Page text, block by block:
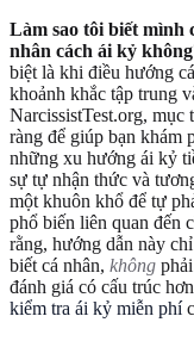
Làm sao tôi biết mình
nhân cách ái kỷ
biệt là khi điều hướng
khoảnh khắc tập trung
NarcissistTest.org, mục
ràng để giúp bạn khám
những xu hướng ái kỷ
sự tự nhận thức và
một khuôn khổ để tự
phổ biến liên quan đến
rằng, hướng dẫn này
biết cá nhân, không
đánh giá có cấu trúc
kiểm tra ái kỷ miễn phí